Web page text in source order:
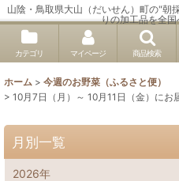
山陰・鳥取県大山（だいせん）町の"朝
りの加工品を全
カテゴリ マイページ 商品検索
ホーム > 今週のお野菜（ふるさと便）
> 10月7日（月）～ 10月11日（金）に
月別一覧
2026年